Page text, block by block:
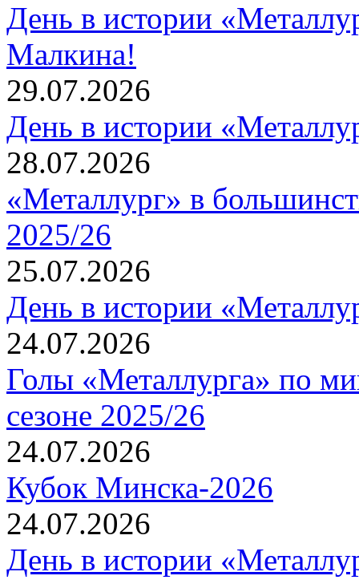
День в истории
Малкина!
29.07.2026
День в истории
28.07.2026
«Металлург» в
2025/26
25.07.2026
День в истории
24.07.2026
Голы «Металлурга» по
сезоне 2025/26
24.07.2026
Кубок Минска-2026
24.07.2026
День в истории